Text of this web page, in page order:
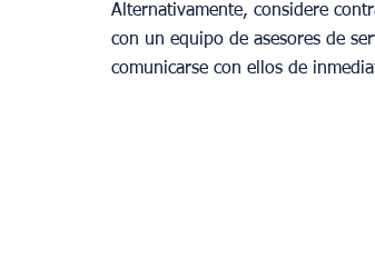
Alternativamente, considere
con un equipo de asesores de
comunicarse con ellos de